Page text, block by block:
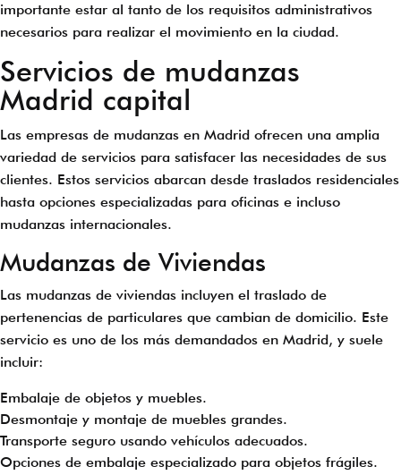
importante estar al tanto de los requisitos administrativos
necesarios para realizar el movimiento en la ciudad.
Servicios de mudanzas
Madrid capital
Las empresas de mudanzas en Madrid ofrecen una amplia
variedad de servicios para satisfacer las necesidades de sus
clientes. Estos servicios abarcan desde traslados residenciales
hasta opciones especializadas para oficinas e incluso
mudanzas internacionales.
Mudanzas de Viviendas
Las mudanzas de viviendas incluyen el traslado de
pertenencias de particulares que cambian de domicilio. Este
servicio es uno de los más demandados en Madrid, y suele
incluir:
Embalaje de objetos y muebles.
Desmontaje y montaje de muebles grandes.
Transporte seguro usando vehículos adecuados.
Opciones de embalaje especializado para objetos frágiles.